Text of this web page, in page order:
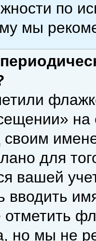
по
мы
на
своим
для
вашей
вводить
но мы не